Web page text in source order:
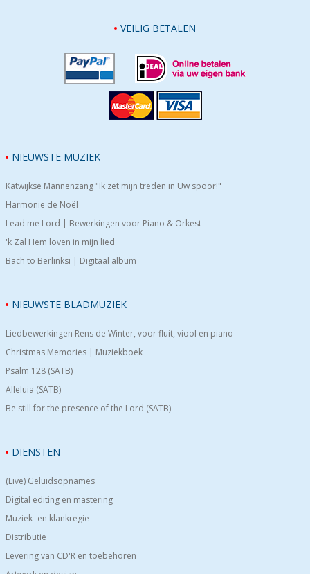
VEILIG BETALEN
NIEUWSTE MUZIEK
Katwijkse Mannenzang "Ik zet mijn treden in Uw spoor!"
Harmonie de Noël
Lead me Lord | Bewerkingen voor Piano & Orkest
'k Zal Hem loven in mijn lied
Bach to Berlinksi | Digitaal album
NIEUWSTE BLADMUZIEK
Liedbewerkingen Rens de Winter, voor fluit, viool en piano
Christmas Memories | Muziekboek
Psalm 128 (SATB)
Alleluia (SATB)
Be still for the presence of the Lord (SATB)
DIENSTEN
(Live) Geluidsopnames
Digital editing en mastering
Muziek- en klankregie
Distributie
Levering van CD'R en toebehoren